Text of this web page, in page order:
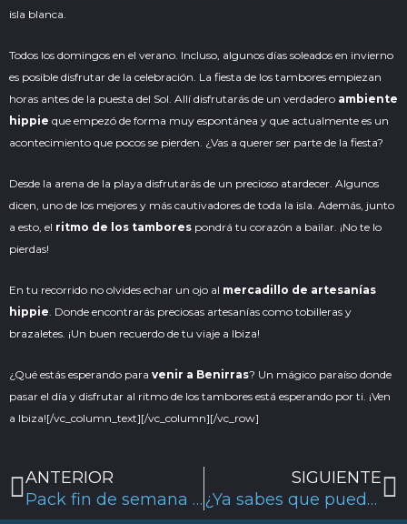
isla blanca
Todos los domingos en el verano. Incluso, algunos días soleados en invierno
es posible disfrutar de la celebración. La fiesta de los tambores empiezan
horas antes de la puesta del Sol. Allí disfrutarás de un verdadero ambiente
hippie que empezó de forma muy espontánea y que actualmente es un
acontecimiento que pocos se pierden. ¿Vas a querer ser parte de la fiesta?
Desde la arena de la playa disfrutarás de un precioso atardecer. Algunos
dicen, uno de los mejores y más cautivadores de toda la isla. Además, junto
a esto, el ritmo de los tambores pondrá tu corazón a bailar. ¡No te lo
pierdas!
En tu recorrido no olvides echar un ojo al mercadillo de artesanías
hippie . Donde encontrarás preciosas artesanías como tobilleras y
brazaletes. ¡Un buen recuerdo de tu viaje a Ibiza!
¿Qué estás esperando para venir a Benirras? Un mágico paraíso donde
pasar el día y disfrutar al ritmo de los tambores está esperando por ti. ¡Ven
a Ibiza![/vc_column_text][/vc_column][/vc_row]
Ant
ANTERIOR
Pack fin de semana Ibiza: ¡No más excusas!
SIGUIENTE
¿Ya sabes que puedes hacer en la Playa Embossa?